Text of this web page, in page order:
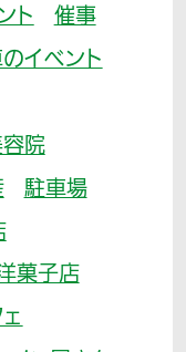
ト
催事
イベント
容院
駐車場
菓子店